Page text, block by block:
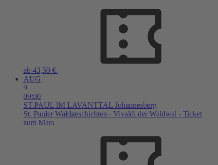
ab 43,50 €
AUG
9
09:00
ST.PAUL IM LAVANTTAL Johannesberg
St. Pauler Waldgeschichten - Vivaldi der Waldwal - Ticket
zum Mars